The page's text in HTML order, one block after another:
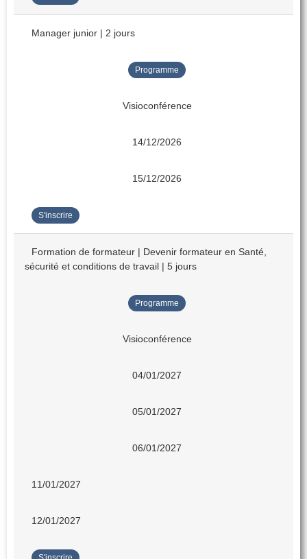
Manager junior | 2 jours
Programme
Visioconférence
14/12/2026
15/12/2026
S'inscrire
Formation de formateur | Devenir formateur en Santé,
sécurité et conditions de travail | 5 jours
Programme
Visioconférence
04/01/2027
05/01/2027
06/01/2027
11/01/2027
12/01/2027